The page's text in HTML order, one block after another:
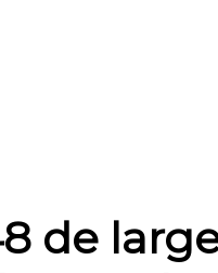
de